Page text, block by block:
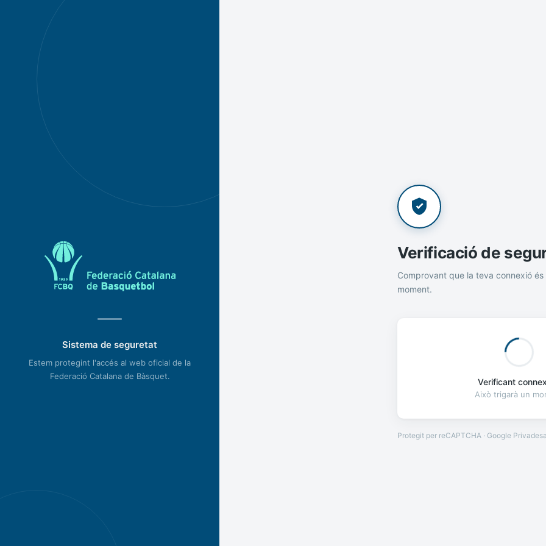
Sistema de seguretat
Estem protegint l'accés al web oficial de la
Federació Catalana de Bàsquet.
Verificació de
Comprovant que la teva connexió és
moment.
Verificant
Això trigarà un
Protegit per reCAPTCHA · Google Privadesa